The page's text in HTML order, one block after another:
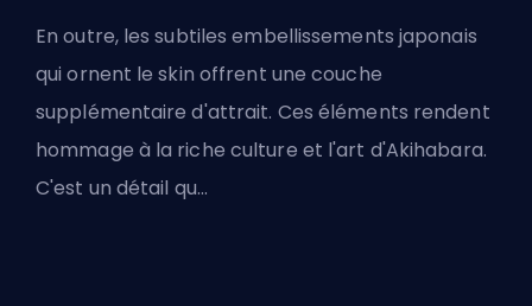
En outre, les subtiles embellissements japonais
qui ornent le skin offrent une couche
supplémentaire d'attrait. Ces éléments rendent
hommage à la riche culture et l'art d'Akihabara.
C'est un détail qu...